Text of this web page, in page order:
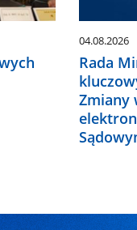
04.08.2026
Rada
Zmiany